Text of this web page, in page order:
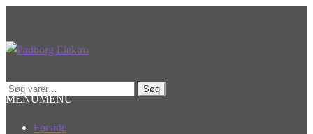
Spring
Spring
Søg
efter:
Søg
MENUMENU
Forside